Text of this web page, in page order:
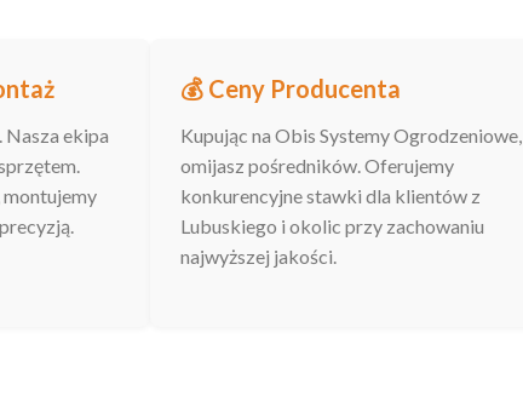
Nasza ekipa
💰 Ceny Producenta
Kupując na Obis Systemy Ogrodzeniowe,
omijasz pośredników. Oferujemy
konkurencyjne stawki dla klientów z
Lubuskiego i okolic przy zachowaniu
najwyższej jakości.